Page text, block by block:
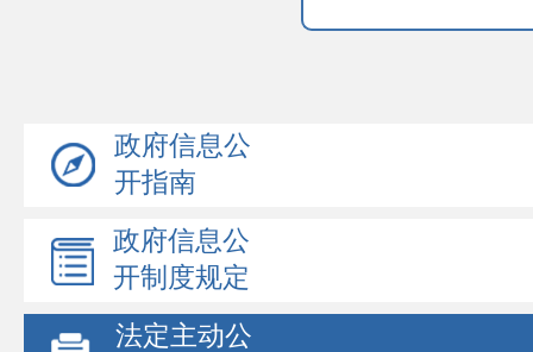
政府信息公
开指南
政府信息公
开制度规定
法定主动公